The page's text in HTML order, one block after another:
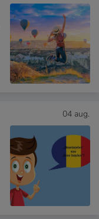
04 aug.